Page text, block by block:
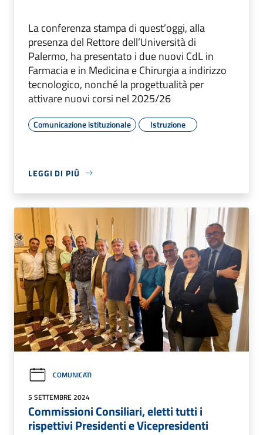
La conferenza stampa di quest’oggi, alla
presenza del Rettore dell’Università di
Palermo, ha presentato i due nuovi CdL in
Farmacia e in Medicina e Chirurgia a indirizzo
tecnologico, nonché la progettualità per
attivare nuovi corsi nel 2025/26
Comunicazione istituzionale Istruzione
LEGGI DI PIÙ
COMUNICATI
5 SETTEMBRE 2024
Commissioni Consiliari, eletti tutti i
rispettivi Presidenti e Vicepresidenti